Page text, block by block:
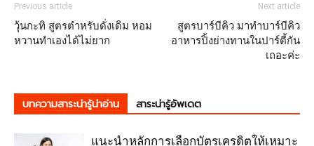
Previous article
วุ้นกะทิ สูตรตำหรับดั่งเดิม หอม
หวานทำเองได้ไม่ยาก
Next article
สูตรบาร์บีคิว มาทำบาร์บีคิว
อาหารปิ้งย่างทานในปาร์ตี้กัน
เถอะค่ะ
บทความสาระน่ารู้น่าอ่าน สาระน่ารู้อัพเดต
แนะนำหลักการเลือกบัตรเครดิตให้เหมาะ